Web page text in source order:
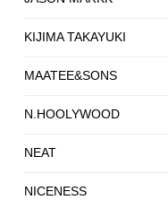
KIJIMA TAKAYUKI
MAATEE&SONS
N.HOOLYWOOD
NEAT
NICENESS